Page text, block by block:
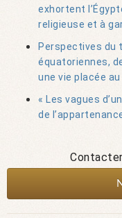
exhortent
religieuse et à
Perspectives du
équatoriennes,
une vie placée
« Les vagues
de